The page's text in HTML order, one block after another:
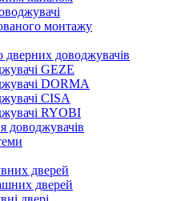
монтажу
дверних доводжувачів
GEZE
DORMA
CISA
RYOBI
доводжувачів
дверей
дверей